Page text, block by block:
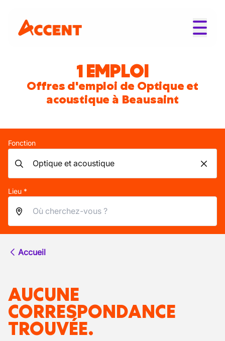
1 EMPLOI
Offres d'emploi de Optique et
acoustique à Beausaint
Fonction
Lieu *
Accueil
AUCUNE
CORRESPONDANCE
TROUVÉE.